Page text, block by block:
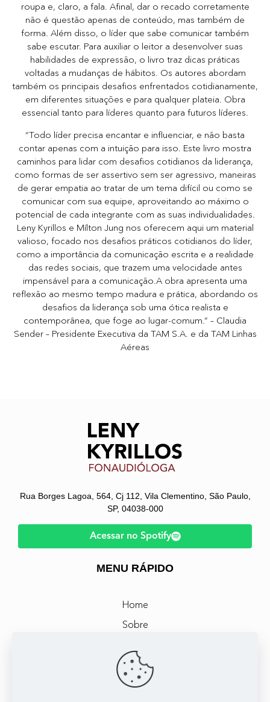
roupa e, claro, a fala. Afinal, dar o recado corretamente
não é questão apenas de conteúdo, mas também de
forma. Além disso, o líder que sabe comunicar também
sabe escutar. Para auxiliar o leitor a desenvolver suas
habilidades de expressão, o livro traz dicas práticas
voltadas a mudanças de hábitos. Os autores abordam
também os principais desafios enfrentados cotidianamente,
em diferentes situações e para qualquer plateia. Obra
essencial tanto para líderes quanto para futuros líderes.
“Todo líder precisa encantar e influenciar, e não basta
contar apenas com a intuição para isso. Este livro mostra
caminhos para lidar com desafios cotidianos da liderança,
como formas de ser assertivo sem ser agressivo, maneiras
de gerar empatia ao tratar de um tema difícil ou como se
comunicar com sua equipe, aproveitando ao máximo o
potencial de cada integrante com as suas individualidades.
Leny Kyrillos e Mílton Jung nos oferecem aqui um material
valioso, focado nos desafios práticos cotidianos do líder,
como a importância da comunicação escrita e a realidade
das redes sociais, que trazem uma velocidade antes
impensável para a comunicação.A obra apresenta uma
reflexão ao mesmo tempo madura e prática, abordando os
desafios da liderança sob uma ótica realista e
contemporânea, que foge ao lugar-comum.” – Claudia
Sender – Presidente Executiva da TAM S.A. e da TAM Linhas
Aéreas
Rua Borges Lagoa, 564, Cj 112, Vila Clementino, São Paulo,
SP, 04038-000
Acessar no Spotify
MENU RÁPIDO
Home
Sobre
Livros
Podcast